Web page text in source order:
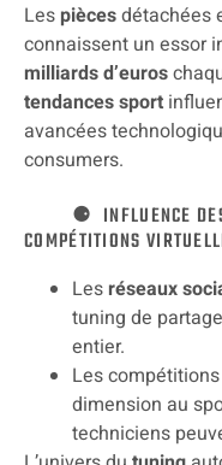
Les piècesdétachées
connaissent un essor
milliards d’euros
tendances sport
avancées
consumers.
INFLUENCE
COMPÉTITIONS
Les réseaux
tuning de
entier.
Les
dimension au
techniciens